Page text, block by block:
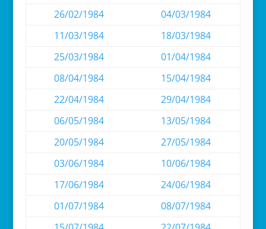
26/02/1984
04/03/1984
11/03/1984
18/03/1984
25/03/1984
01/04/1984
08/04/1984
15/04/1984
22/04/1984
29/04/1984
06/05/1984
13/05/1984
20/05/1984
27/05/1984
03/06/1984
10/06/1984
17/06/1984
24/06/1984
01/07/1984
08/07/1984